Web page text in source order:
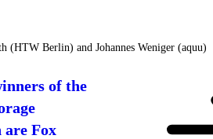
(HTW Berlin) and Johannes Weniger (aquu)
of the
are Fox